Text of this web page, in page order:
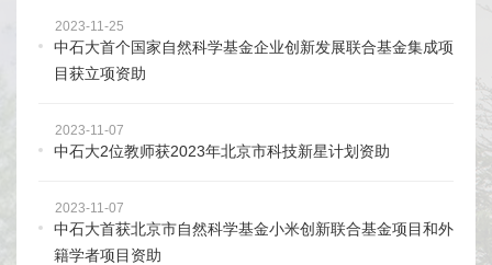
2023-11-25
中石大首个国家自然科学基金企业创新发展联合基金集成项
目获立项资助
2023-11-07
中石大2位教师获2023年北京市科技新星计划资助
2023-11-07
中石大首获北京市自然科学基金小米创新联合基金项目和外
籍学者项目资助